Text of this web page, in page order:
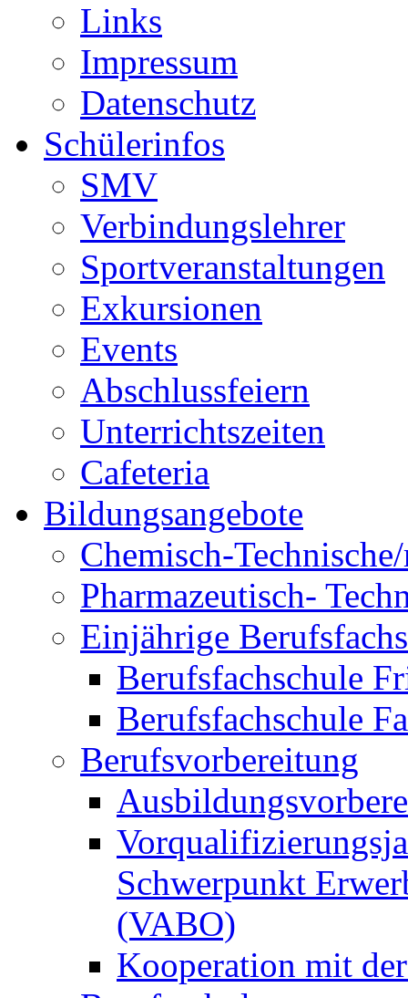
Links
Impressum
Datenschutz
Schülerinfos
SMV
Verbindungslehrer
Sportveranstaltungen
Exkursionen
Events
Abschlussfeiern
Unterrichtszeiten
Cafeteria
Bildungsangebote
Chemisch-
Pharmazeutisch-
Einjährige
Berufsfachschule
Berufsfachschule
Berufsvorbereitung
Schwerpunkt
(VABO)
Kooperation mit